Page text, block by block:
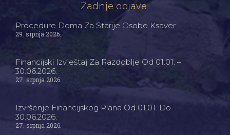
Zadnje objave
Procedure Doma Za Starije Osobe Ksaver
29. srpnja 2026.
Financijski Izvještaj Za Razdoblje Od 01.01. –
30.06.2026.
27. srpnja 2026.
Izvršenje Financijskog Plana Od 01.01. Do
30.06.2026.
27. srpnja 2026.